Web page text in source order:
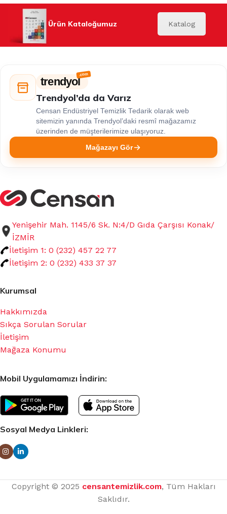
Ürün Kataloğumuz Katalog
trendyol
Trendyol’da da Varız
Censan Endüstriyel Temizlik Tedarik olarak web
sitemizin yanında Trendyol’daki resmî mağazamız
üzerinden de müşterilerimize ulaşıyoruz.
Mağazayı Gör
Yenişehir Mah. 1145/6 Sk. N:4/D Gıda Çarşısı Konak/
İZMİR
İletişim 1: 0 (232) 457 22 77
İletişim 2: 0 (232) 433 37 37
Kurumsal
Hakkımızda
Sıkça Sorulan Sorular
İletişim
Mağaza Konumu
Mobil Uygulamamızı İndirin:
Sosyal Medya Linkleri:
Copyright © 2025 censantemizlik.com, Tüm Hakları
Saklıdır.